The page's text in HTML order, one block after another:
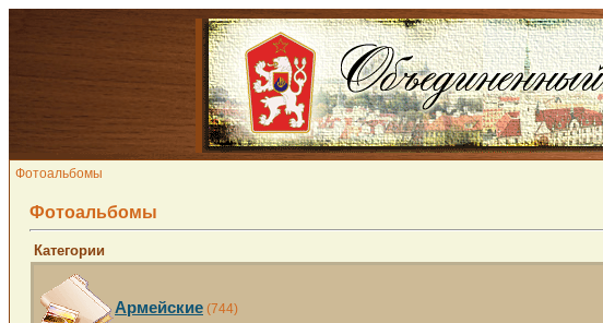
Фотоальбомы
Фотоальбомы
Категории
Армейские (744)